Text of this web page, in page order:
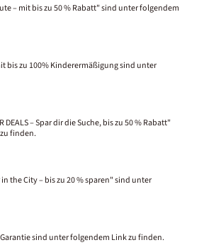
– mit bis zu 50 % Rabatt" sind unter folgendem
bis zu 100% Kinderermäßigung sind unter
DEALS – Spar dir die Suche, bis zu 50 % Rabatt"
finden.
the City – bis zu 20 % sparen" sind unter
sind unter folgendem Link zu finden.